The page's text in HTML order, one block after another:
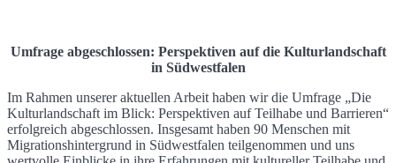
Umfrage abgeschlossen: Perspektiven auf die Kulturlandschaft
in Südwestfalen
Im Rahmen unserer aktuellen Arbeit haben wir die Umfrage „Die
Kulturlandschaft im Blick: Perspektiven auf Teilhabe und Barrieren“
erfolgreich abgeschlossen. Insgesamt haben 90 Menschen mit
Migrationshintergrund in Südwestfalen teilgenommen und uns